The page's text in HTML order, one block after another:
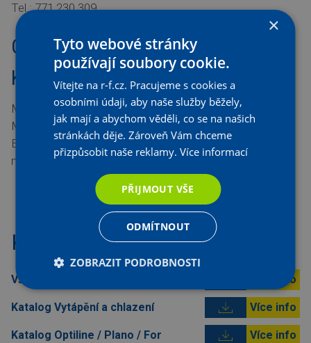
Tel.: 771 230 309
Obchodní oddělení
Koupelnové centrum
Mobil: 722 109 271
Mobil: 602 764 272
E-mail:
otrokovice@r-f.czE-
mail:
koupelny.otrokovice@r-f.cz
Ke stažení
Vše o solárních systémech Více info
Katalog Vytápění a chlazení Více info
Katalog Optiline / Plano / For Více info
×
Tyto webové stránky
používají soubory cookie.
Vítejte na r-f.cz. Pracujeme s cookies a
osobními údaji, aby naše služby běžely,
jak mají a abychom věděli, co se na našich
stránkách děje. Zároveň Vám chceme
přizpůsobit naše reklamy.Více informací
PŘIJMOUT VŠE
ODMÍTNOUT
ZOBRAZIT PODROBNOSTI